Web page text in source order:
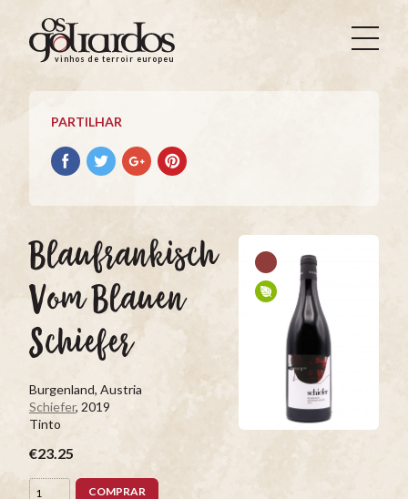
Os
Goliardos
Vinhos
Terroir
Europeus
vinhos de terroir europeus
PARTILHAR
Partilhar
no
Partilhar
no
Partilhar
no
Partilhar
no
Blaufrankisch
Vom Blauen
Schiefer
Burgenland, Austria
Schiefer, 2019
Tinto
€23.25
COMPRAR